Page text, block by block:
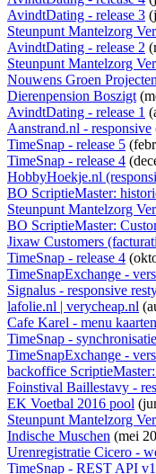
AvindtDating - release 3
Steunpunt Mantelzorg
AvindtDating - release 2
Steunpunt Mantelzorg
Nouwens Groen
Dierenpension Boszigt
AvindtDating - release 1
Aanstrand.nl - responsive
TimeSnap - release 5
TimeSnap - release 4
HobbyHoekje.nl
BO ScriptieMaster:
Steunpunt Mantelzorg
BO ScriptieMaster:
Jixaw Customers
TimeSnap - release 4
TimeSnapExchange -
Signalus - responsive
lafolie.nl | verycheap.nl
Cafe Karel - menu kaarten
TimeSnap - synchronisatie
TimeSnapExchange -
backoffice
Foinstival Baillestavy -
EK Voetbal 2016 pool
Steunpunt Mantelzorg
Indische Muschen (mei
Urenregistratie Cicero -
TimeSnap - REST API